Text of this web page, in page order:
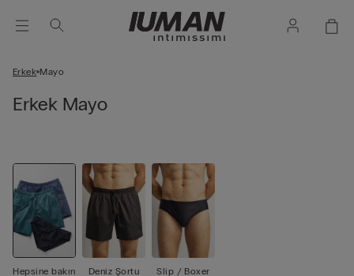
Erkek Mayo
Erkek Mayo
Hepsine bakın Deniz Şortu Slip / Boxer